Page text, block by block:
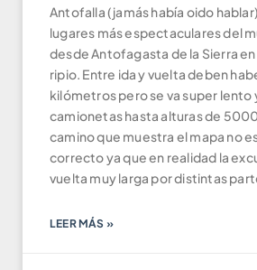
Antofalla (jamás había oido
lugares más espectaculares del
desde Antofagasta de la Sierra
ripio. Entre ida y vuelta deben
kilómetros pero se va super lento
camionetas hasta alturas de
camino que muestra el mapa no
correcto ya que en realidad la
vuelta muy larga por distintas
LEER MÁS »